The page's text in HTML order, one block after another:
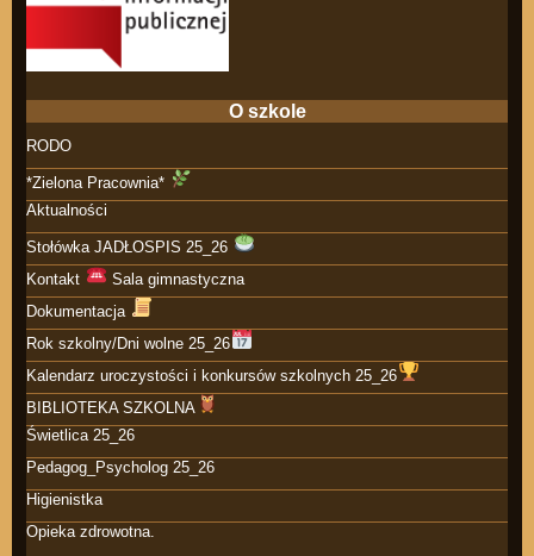
O szkole
RODO
*Zielona Pracownia*
Aktualności
Stołówka JADŁOSPIS 25_26
Kontakt
Sala gimnastyczna
Dokumentacja
Rok szkolny/Dni wolne 25_26
Kalendarz uroczystości i konkursów szkolnych 25_26
BIBLIOTEKA SZKOLNA
Świetlica 25_26
Pedagog_Psycholog 25_26
Higienistka
Opieka zdrowotna.